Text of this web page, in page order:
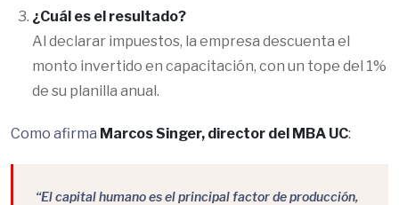
¿Cuál es el resultado?
Al declarar impuestos, la empresa descuenta el
monto invertido en capacitación, con un tope del 1%
de su planilla anual.
Como afirma Marcos Singer, director del MBA UC:
“El capital humano es el principal factor de producción,